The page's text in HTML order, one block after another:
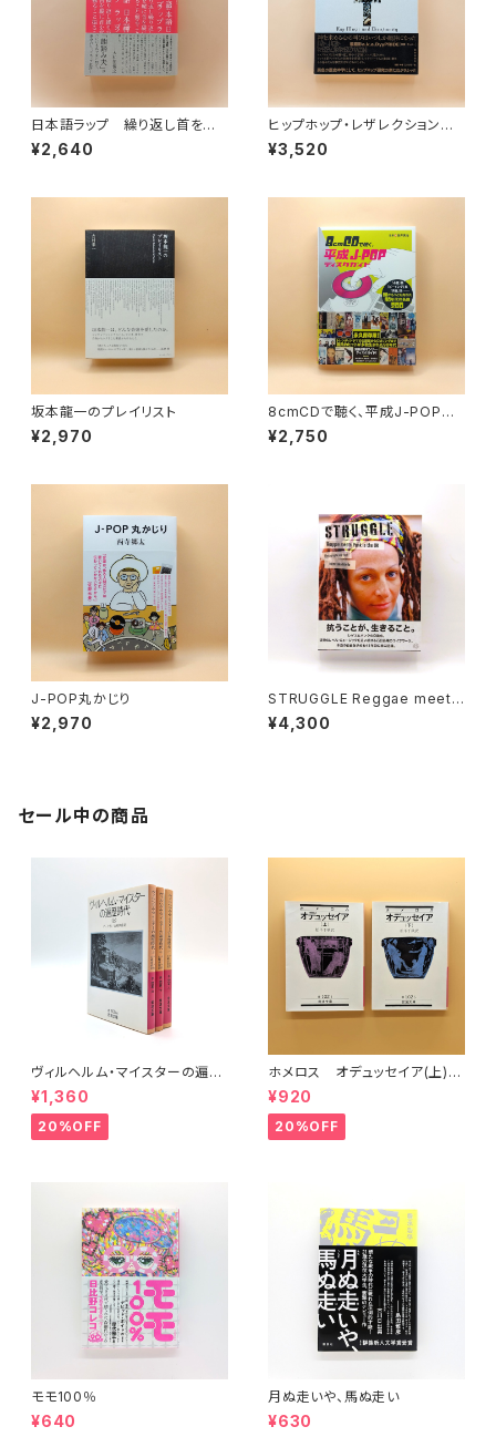
日本語ラップ 繰り返し首を縦
に振ること
¥2,640
ヒップホップ・レザレクション
ラップ・ミュージックとキリスト教
¥3,520
坂本龍一のプレイリスト
¥2,970
8cmCDで聴く、平成J-POPデ
ィスクガイド 「小室」系、「ビー
イング」系、「渋谷」系──CDが
¥2,750
J-POP丸かじり
¥2,970
STRUGGLE Reggae meets
Punk in the UK
¥4,300
セール中の商品
ヴィルヘルム・マイスターの遍歴
時代 (上)(中)(下)（岩波文庫）
¥1,360
20%OFF
ホメロス オデュッセイア(上)
(下) （岩波文庫）
¥920
20%OFF
モモ100％
¥640
月ぬ走いや、馬ぬ走い
¥630